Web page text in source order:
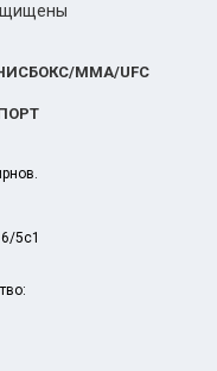
БОКС/ММА/UFC
5с1